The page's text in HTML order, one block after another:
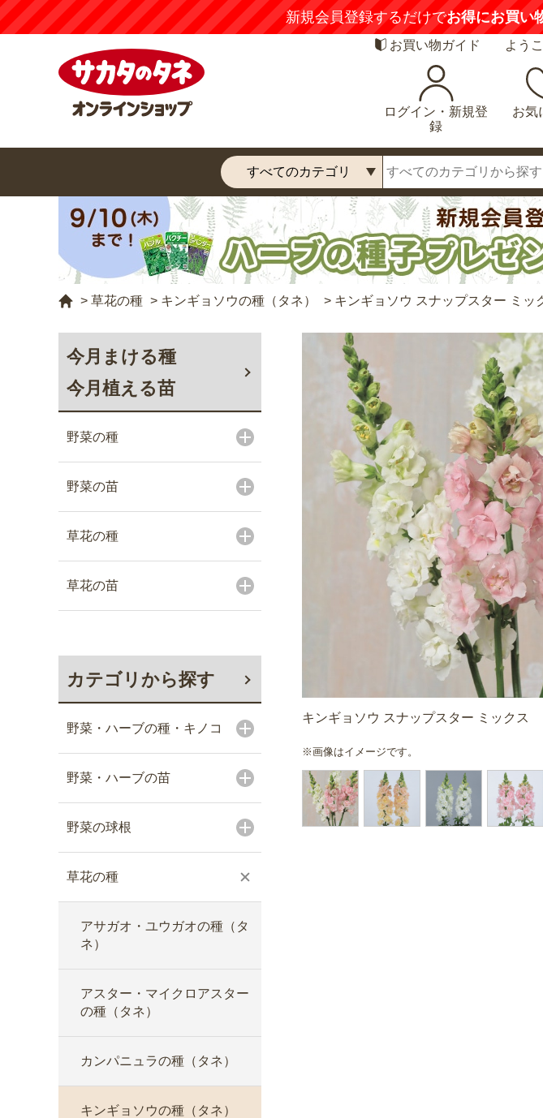
【注意喚起】悪質な偽サイトにご
お買い物ガイド よう
ログイン・新規登
録
お気
> 草花の種 > キンギョソウの種（タネ） > キンギョソウ スナップスター ミッ
今月まける種
今月植える苗
野菜の種
野菜の苗
草花の種
草花の苗
カテゴリから探す
野菜・ハーブの種・キノコ
野菜・ハーブの苗
野菜の球根
草花の種
アサガオ・ユウガオの種（タ
ネ）
アスター・マイクロアスター
の種（タネ）
カンパニュラの種（タネ）
キンギョソウの種（タネ）
キンギョソウ スナップスター ミックス
※画像はイメージです。